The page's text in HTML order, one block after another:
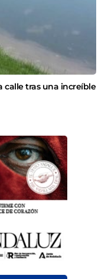
calle tras una increíble